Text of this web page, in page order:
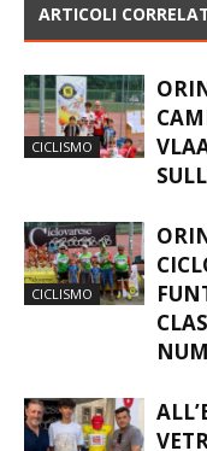
ARTICOLI
CICLISMO
CICLISMO